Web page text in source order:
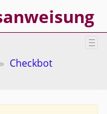
Checkbot